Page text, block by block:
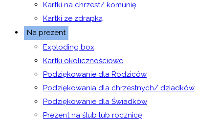
Kartki na chrzest/ komunię
Kartki ze zdrapką
Na prezent
Exploding box
Kartki okolicznościowe
Podziękowanie dla Rodziców
Podziękowania dla chrzestnych/ dziadków
Podziękowanie dla Świadków
Prezent na ślub lub rocznicę